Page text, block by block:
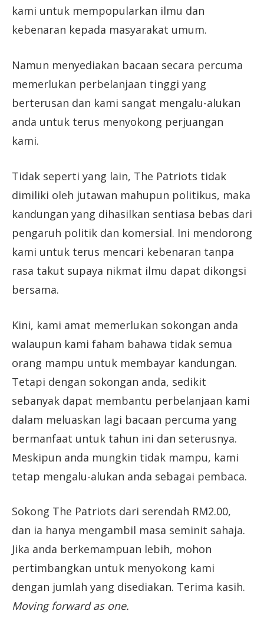
kami untuk mempopularkan ilmu dan
kebenaran kepada masyarakat umum.
Namun menyediakan bacaan secara percuma
memerlukan perbelanjaan tinggi yang
berterusan dan kami sangat mengalu-alukan
anda untuk terus menyokong perjuangan
kami.
Tidak seperti yang lain, The Patriots tidak
dimiliki oleh jutawan mahupun politikus, maka
kandungan yang dihasilkan sentiasa bebas dari
pengaruh politik dan komersial. Ini mendorong
kami untuk terus mencari kebenaran tanpa
rasa takut supaya nikmat ilmu dapat dikongsi
bersama.
Kini, kami amat memerlukan sokongan anda
walaupun kami faham bahawa tidak semua
orang mampu untuk membayar kandungan.
Tetapi dengan sokongan anda, sedikit
sebanyak dapat membantu perbelanjaan kami
dalam meluaskan lagi bacaan percuma yang
bermanfaat untuk tahun ini dan seterusnya.
Meskipun anda mungkin tidak mampu, kami
tetap mengalu-alukan anda sebagai pembaca.
Sokong The Patriots dari serendah RM2.00,
dan ia hanya mengambil masa seminit sahaja.
Jika anda berkemampuan lebih, mohon
pertimbangkan untuk menyokong kami
dengan jumlah yang disediakan. Terima kasih.
Moving forward as one.